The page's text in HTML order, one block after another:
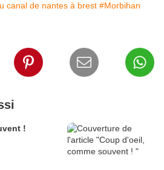
canal de nantes à brest #Morbihan
!